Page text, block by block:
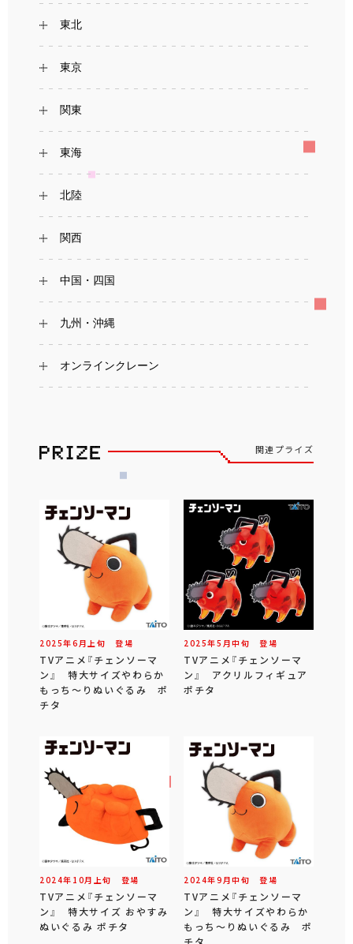
東北
東京
関東
東海
北陸
関西
中国・四国
九州・沖縄
オンラインクレーン
関連プライズ
2025年6 月 上旬 登場
TVアニメ『チェンソーマ
ン』 特大サイズやわらか
もっち～りぬいぐるみ ポ
チタ
2025年5 月中旬 登場
TVアニメ『チェンソーマ
ン』 アクリルフィギュア
ポチタ
2024年 10月 上旬 登場
TVアニメ『チェンソーマ
ン』 特大サイズ おやすみ
ぬいぐるみ ポチタ
2024年9 月中旬 登場
TVアニメ『チェンソーマ
ン』 特大サイズやわらか
もっち～りぬいぐるみ ポ